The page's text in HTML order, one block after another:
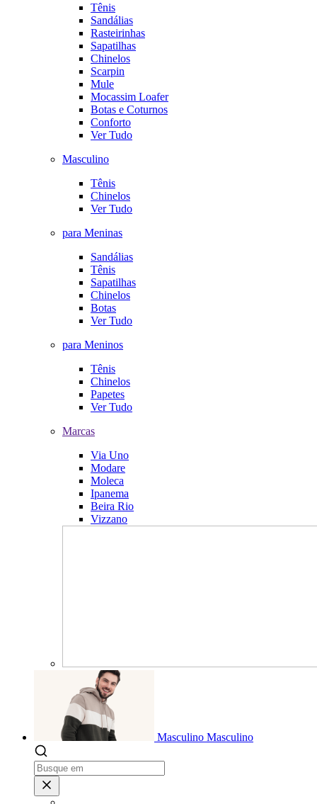
Tênis
Sandálias
Rasteirinhas
Sapatilhas
Chinelos
Scarpin
Mule
Mocassim Loafer
Botas e Coturnos
Conforto
Ver Tudo
Masculino
Tênis
Chinelos
Ver Tudo
para Meninas
Sandálias
Tênis
Sapatilhas
Chinelos
Botas
Ver Tudo
para Meninos
Tênis
Chinelos
Papetes
Ver Tudo
Marcas
Via Uno
Modare
Moleca
Ipanema
Beira Rio
Vizzano
Masculino Masculino